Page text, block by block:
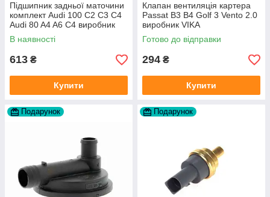
Підшипник задньої маточини
комплект Audi 100 C2 C3 C4
Audi 80 A4 A6 C4 виробник
FAG
В наявності
613 ₴
Купити
Клапан вентиляція картера
Passat B3 B4 Golf 3 Vento 2.0
виробник VIKA
Готово до відправки
294 ₴
Купити
Подарунок Подарунок